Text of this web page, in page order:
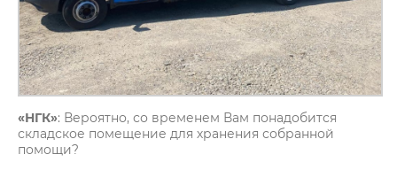
«НГК»: Вероятно, со временем Вам понадобится
складское помещение для хранения собранной
помощи?